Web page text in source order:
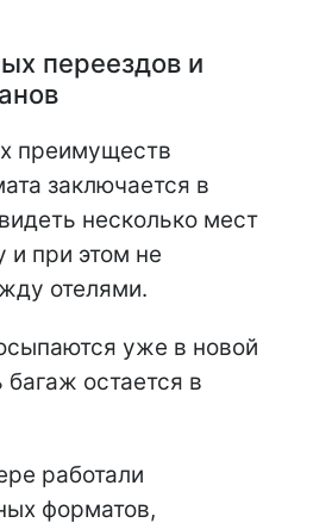
переездов и
преимуществ
заключается в
несколько мест
и при этом не
отелями.
уже в новой
остается в
работали
форматов,